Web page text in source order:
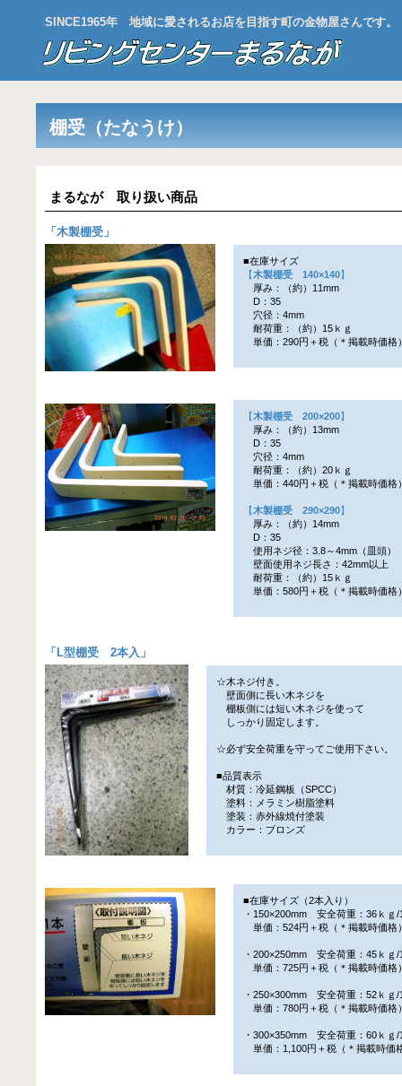
SINCE1965年 地域に愛されるお店を目指す町の金物屋さんです。
棚受（たなうけ）
まるなが 取り扱い商品
「 木製棚受 」
■在庫サイズ
【木製棚受 140×140】
厚み：（約）11mm
D：35
穴径：4mm
耐荷重：（約）15ｋｇ
単価：290円＋税（＊掲載時価格
【木製棚受 200×200】
厚み：（約）13mm
D：35
穴径：4mm
耐荷重：（約）20ｋｇ
単価：440円＋税（＊掲載時価格
【木製棚受 290×290】
厚み：（約）14mm
D：35
使用ネジ径：3.8～4mm（皿頭）
壁面使用ネジ長さ：42mm以上
耐荷重：（約）15ｋｇ
単価：580円＋税（＊掲載時価格
「 L型棚受 2本入 」
☆木ネジ付き。
壁面側に長い木ネジを
棚板側には短い木ネジを使って
しっかり固定します。
☆必ず安全荷重を守ってご使用下さい。
■品質表示
材質：冷延鋼板（SPCC）
塗料：メラミン樹脂塗料
塗装：赤外線焼付塗装
カラー：ブロンズ
■在庫サイズ（2本入り）
・150×200mm 安全荷重：36ｋｇ/
単価：524円＋税（＊掲載時価格
・200×250mm 安全荷重：45ｋｇ/
単価：725円＋税（＊掲載時価格
・250×300mm 安全荷重：52ｋｇ/
単価：780円＋税（＊掲載時価格
・300×350mm 安全荷重：60ｋｇ/
単価：1,100円＋税（＊掲載時価